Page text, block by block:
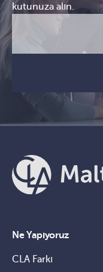
kutunuza alın.
posta
Ne Yapıyoruz
CLA Farkı